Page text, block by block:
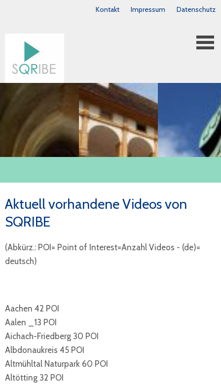
Kontakt Impressum Datenschutz
Aktuell vorhandene Videos von
SQRIBE
(Abkürz.: POI= Point of Interest=Anzahl Videos - (de)=
deutsch)
Aachen 42 POI
Aalen _13 POI
Aichach-Friedberg 30 POI
Albdonaukreis 45 POI
Altmühltal Naturpark 60 POI
Altötting 32 POI